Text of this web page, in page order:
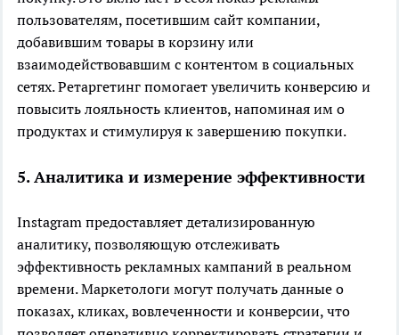
пользователям, посетившим сайт компании,
добавившим товары в корзину или
взаимодействовавшим с контентом в социальных
сетях. Ретаргетинг помогает увеличить конверсию и
повысить лояльность клиентов, напоминая им о
продуктах и стимулируя к завершению покупки.
5. Аналитика и измерение эффективности
Instagram предоставляет детализированную
аналитику, позволяющую отслеживать
эффективность рекламных кампаний в реальном
времени. Маркетологи могут получать данные о
показах, кликах, вовлеченности и конверсии, что